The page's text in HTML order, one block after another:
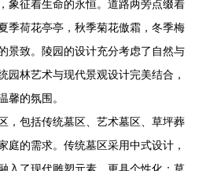
象征着生命的永恒。道路两旁点缀着
季荷花亭亭，秋季菊花傲霜，冬季梅
景致。陵园的设计充分考虑了自然与
园林艺术与现代景观设计完美结合，
馨的氛围。
，包括传统墓区、艺术墓区、草坪葬
庭的需求。传统墓区采用中式设计，
入了现代雕塑元素，更具个性化；草